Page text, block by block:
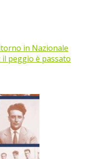
in Nazionale
il peggio è passato